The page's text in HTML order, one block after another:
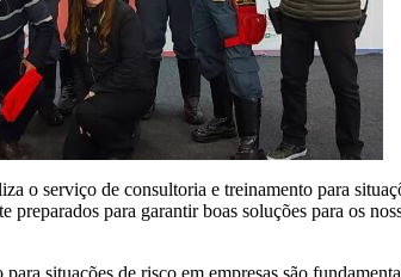
o serviço de consultoria e treinamento para
preparados para garantir boas soluções para os
situações de risco em empresas são